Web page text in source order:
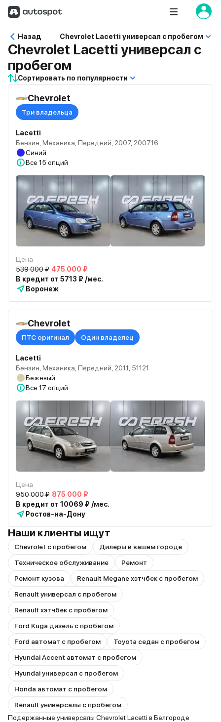
Назад Chevrolet Lacetti универсал с пробегом
Chevrolet Lacetti универсал с
пробегом
Сортировать по популярности
Chevrolet
Три владельца
Lacetti
Бензин, Механика, Передний, 2007, 200716
Синий
Все 15 опций
Цена
539 000 ₽ 475 000 ₽
В кредит от 5713 ₽ /мес.
Воронеж
Chevrolet
ПТС оригинал Один владелец
Lacetti
Бензин, Механика, Передний, 2011, 51121
Бежевый
Все 17 опций
Цена
950 000 ₽ 875 000 ₽
В кредит от 10069 ₽ /мес.
Ростов-на-Дону
Наши клиенты ищут
Chevrolet с пробегом
Дилеры в вашем городе
Техническое обслуживание
Ремонт
Ремонт кузова
Renault Megane хэтчбек с пробегом
Renault универсал с пробегом
Renault хэтчбек с пробегом
Ford Kuga дизель с пробегом
Ford автомат с пробегом
Toyota седан с пробегом
Hyundai Accent автомат с пробегом
Hyundai универсал с пробегом
Honda автомат с пробегом
Renault универсалы с пробегом
Подержанные универсалы Chevrolet Lacetti в Белгороде